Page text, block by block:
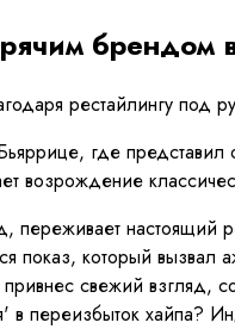
брендом
рестайлингу под
где
возрождение
переживает
показ, который
свежий взгляд,
переизбыток хайпа?